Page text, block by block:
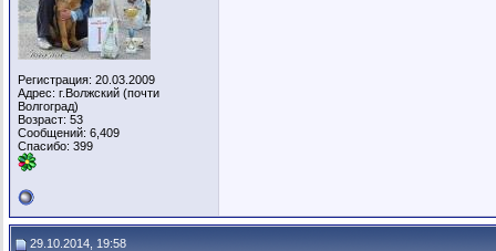
Регистрация: 20.03.2009
Адрес: г.Волжский (почти
Волгоград)
Возраст: 53
Сообщений: 6,409
Спасибо: 399
29.10.2014, 19:58